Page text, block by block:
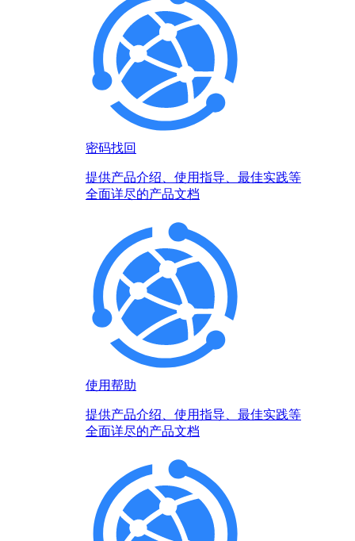
密码找回
提供产品介绍、使用指导、最佳实践等
全面详尽的产品文档
使用帮助
提供产品介绍、使用指导、最佳实践等
全面详尽的产品文档